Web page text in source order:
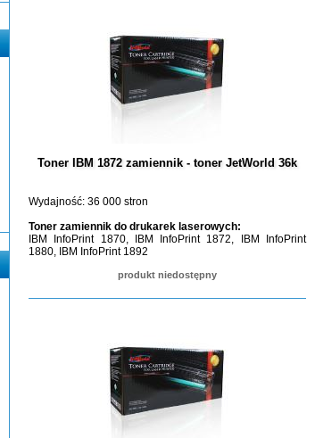
Toner IBM 1872 zamiennik - toner JetWorld 36k
Wydajność: 36 000 stron
Toner zamiennik do drukarek laserowych:
IBM InfoPrint 1870, IBM InfoPrint 1872, IBM InfoPrint
1880, IBM InfoPrint 1892
produkt niedostępny